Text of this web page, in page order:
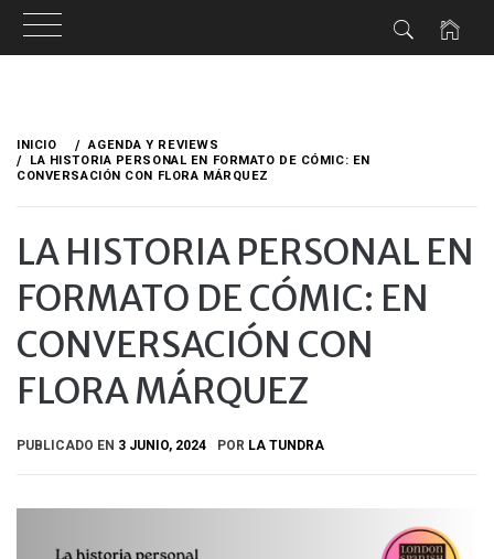
contenido
INICIO
AGENDA Y REVIEWS
LA HISTORIA PERSONAL EN FORMATO DE CÓMIC: EN
CONVERSACIÓN CON FLORA MÁRQUEZ
LA HISTORIA PERSONAL EN
FORMATO DE CÓMIC: EN
CONVERSACIÓN CON
FLORA MÁRQUEZ
PUBLICADO EN 3 JUNIO, 2024 POR LA TUNDRA